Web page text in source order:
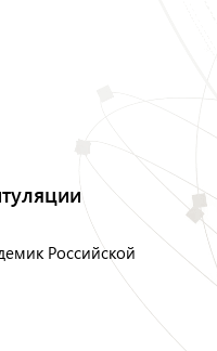
Российской